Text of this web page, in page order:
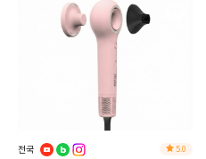
전국 5.0